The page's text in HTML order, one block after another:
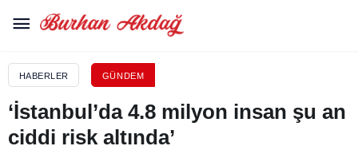
HABERLER GÜNDEM
‘İstanbul’da 4.8 milyon insan şu an
ciddi risk altında’